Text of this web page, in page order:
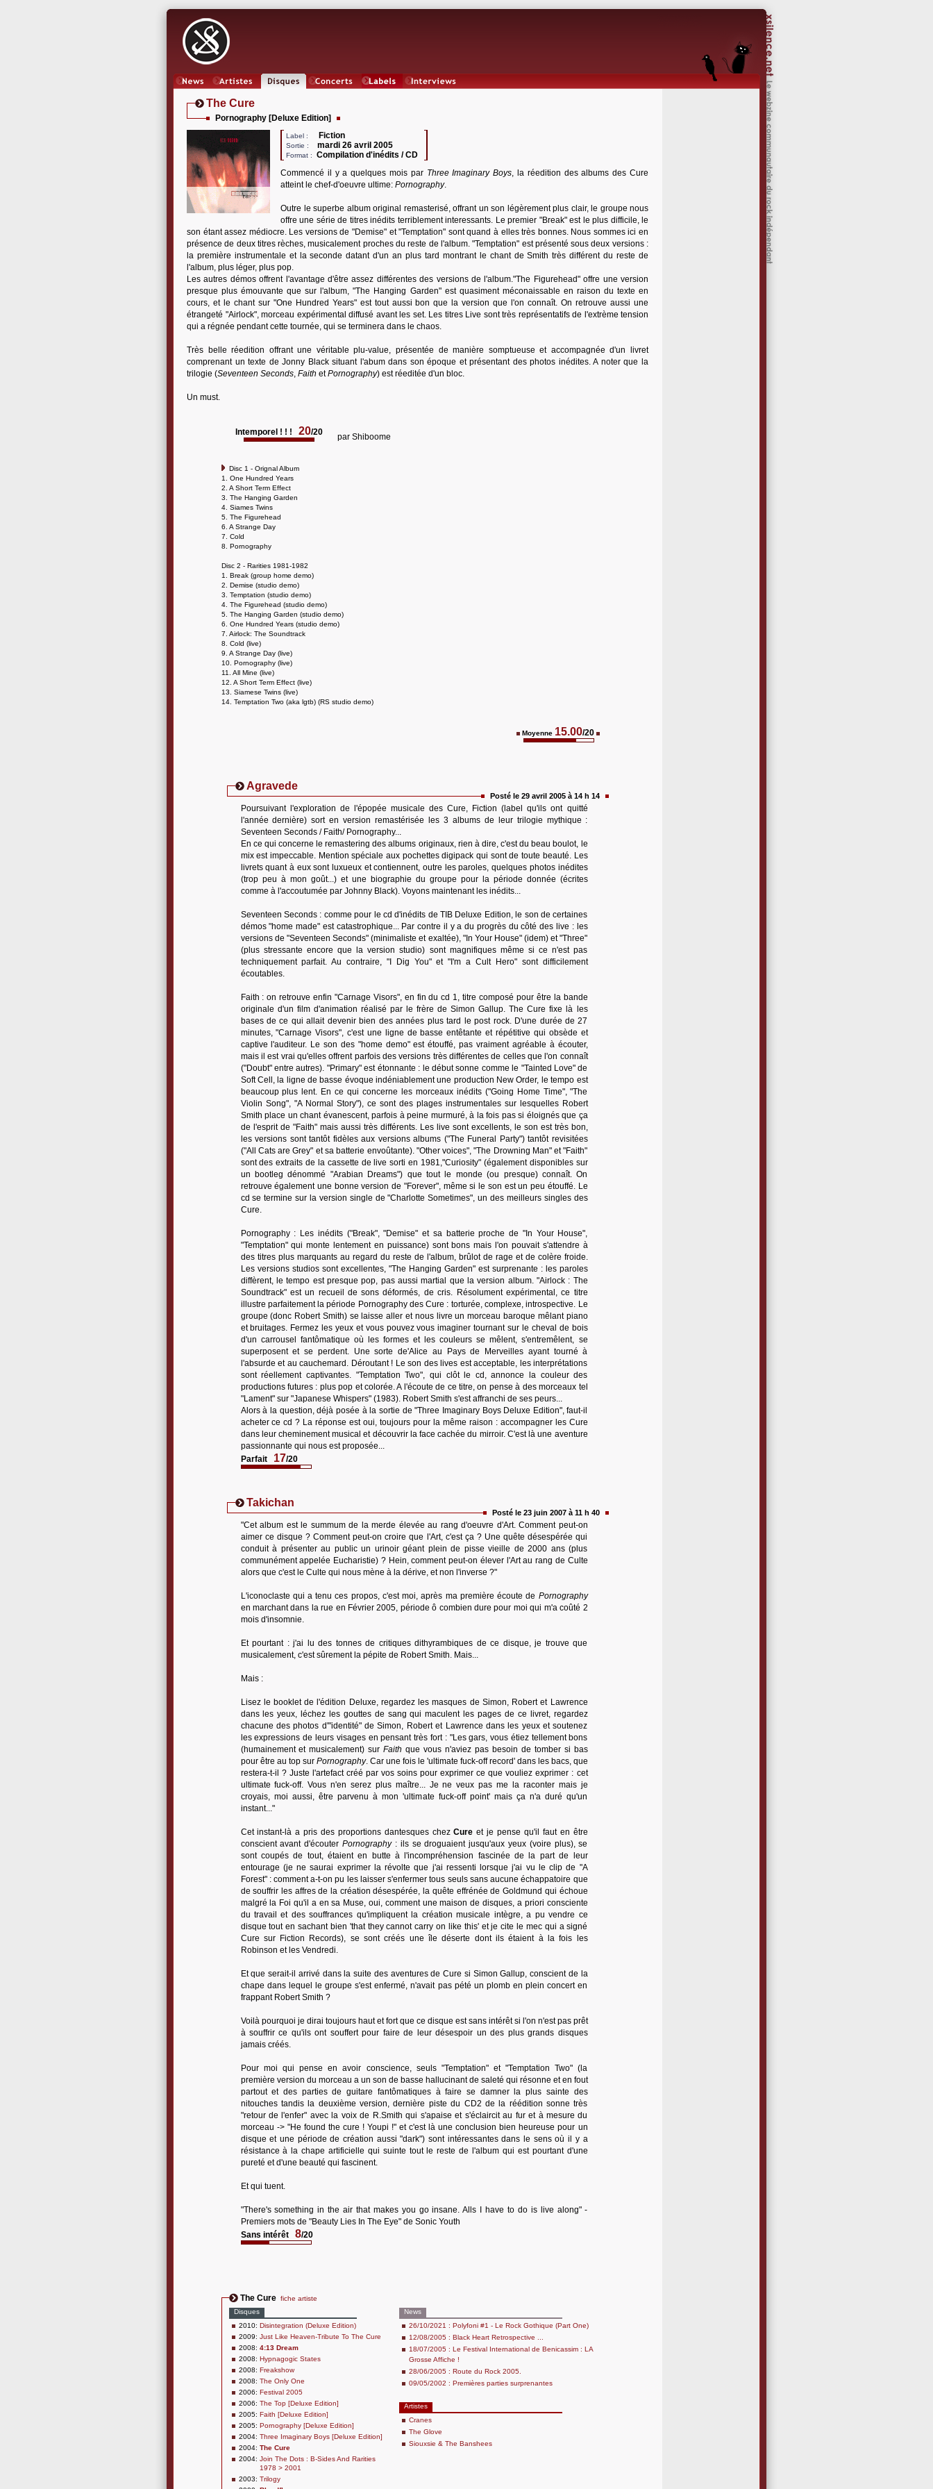
The Cure
Pornography [Deluxe Edition]
Label : Fiction
Sortie : mardi 26 avril 2005
Format :
Compilation d'inédits / CD
Commencé il y a quelques mois par Three Imaginary Boys, la réedition des albums des Cure
atteint le chef-d'oeuvre ultime: Pornography.
Outre le superbe album original remasterisé, offrant un son légèrement plus clair, le groupe nous
offre une série de titres inédits terriblement interessants. Le premier "Break" est le plus difficile, le
son étant assez médiocre. Les versions de "Demise" et "Temptation" sont quand à elles très bonnes. Nous sommes ici en
présence de deux titres rèches, musicalement proches du reste de l'album. "Temptation" est présenté sous deux versions :
la première instrumentale et la seconde datant d'un an plus tard montrant le chant de Smith très différent du reste de
l'album, plus léger, plus pop.
Les autres démos offrent l'avantage d'être assez différentes des versions de l'album."The Figurehead" offre une version
presque plus émouvante que sur l'album, "The Hanging Garden" est quasiment méconaissable en raison du texte en
cours, et le chant sur "One Hundred Years" est tout aussi bon que la version que l'on connaît. On retrouve aussi une
étrangeté "Airlock", morceau expérimental diffusé avant les set. Les titres Live sont très représentatifs de l'extrème tension
qui a régnée pendant cette tournée, qui se terminera dans le chaos.
Très belle réedition offrant une véritable plu-value, présentée de manière somptueuse et accompagnée d'un livret
comprenant un texte de Jonny Black situant l'abum dans son époque et présentant des photos inédites. A noter que la
trilogie (Seventeen Seconds, Faith etPornography) est réeditée d'un bloc.
Un must.
Intemporel ! ! ! 20/20 par Shiboome
Disc 1 - Orignal Album
1. One Hundred Years
2. A Short Term Effect
3. The Hanging Garden
4. Siames Twins
5. The Figurehead
6. A Strange Day
7. Cold
8. Pornography
Disc 2 - Rarities 1981-1982
1. Break (group home demo)
2. Demise (studio demo)
3. Temptation (studio demo)
4. The Figurehead (studio demo)
5. The Hanging Garden (studio demo)
6. One Hundred Years (studio demo)
7. Airlock: The Soundtrack
8. Cold (live)
9. A Strange Day (live)
10. Pornography (live)
11. All Mine (live)
12. A Short Term Effect (live)
13. Siamese Twins (live)
14. Temptation Two (aka lgtb) (RS studio demo)
Moyenne 15.00/20
Agravede
Posté le 29 avril 2005 à 14 h 14
Poursuivant l'exploration de l'épopée musicale des Cure, Fiction (label qu'ils ont quitté
l'année dernière) sort en version remastérisée les 3 albums de leur trilogie mythique :
Seventeen Seconds / Faith/ Pornography...
En ce qui concerne le remastering des albums originaux, rien à dire, c'est du beau boulot, le
mix est impeccable. Mention spéciale aux pochettes digipack qui sont de toute beauté. Les
livrets quant à eux sont luxueux et contiennent, outre les paroles, quelques photos inédites
(trop peu à mon goût...) et une biographie du groupe pour la période donnée (écrites
comme à l'accoutumée par Johnny Black). Voyons maintenant les inédits...
Seventeen Seconds : comme pour le cd d'inédits de TIB Deluxe Edition, le son de certaines
démos "home made" est catastrophique... Par contre il y a du progrès du côté des live : les
versions de "Seventeen Seconds" (minimaliste et exaltée), "In Your House" (idem) et "Three"
(plus stressante encore que la version studio) sont magnifiques même si ce n'est pas
techniquement parfait. Au contraire, "I Dig You" et "I'm a Cult Hero" sont difficilement
écoutables.
Faith : on retrouve enfin "Carnage Visors", en fin du cd 1, titre composé pour être la bande
originale d'un film d'animation réalisé par le frère de Simon Gallup. The Cure fixe là les
bases de ce qui allait devenir bien des années plus tard le post rock. D'une durée de 27
minutes, "Carnage Visors", c'est une ligne de basse entêtante et répétitive qui obsède et
captive l'auditeur. Le son des "home demo" est étouffé, pas vraiment agréable à écouter,
mais il est vrai qu'elles offrent parfois des versions très différentes de celles que l'on connaît
("Doubt" entre autres). "Primary" est étonnante : le début sonne comme le "Tainted Love" de
Soft Cell, la ligne de basse évoque indéniablement une production New Order, le tempo est
beaucoup plus lent. En ce qui concerne les morceaux inédits ("Going Home Time", "The
Violin Song", "A Normal Story"), ce sont des plages instrumentales sur lesquelles Robert
Smith place un chant évanescent, parfois à peine murmuré, à la fois pas si éloignés que ça
de l'esprit de "Faith" mais aussi très différents. Les live sont excellents, le son est très bon,
les versions sont tantôt fidèles aux versions albums ("The Funeral Party") tantôt revisitées
("All Cats are Grey" et sa batterie envoûtante). "Other voices", "The Drowning Man" et "Faith"
sont des extraits de la cassette de live sorti en 1981,"Curiosity" (également disponibles sur
un bootleg dénommé "Arabian Dreams") que tout le monde (ou presque) connaît. On
retrouve également une bonne version de "Forever", même si le son est un peu étouffé. Le
cd se termine sur la version single de "Charlotte Sometimes", un des meilleurs singles des
Cure.
Pornography : Les inédits ("Break", "Demise" et sa batterie proche de "In Your House",
"Temptation" qui monte lentement en puissance) sont bons mais l'on pouvait s'attendre à
des titres plus marquants au regard du reste de l'album, brûlot de rage et de colère froide.
Les versions studios sont excellentes, "The Hanging Garden" est surprenante : les paroles
diffèrent, le tempo est presque pop, pas aussi martial que la version album. "Airlock : The
Soundtrack" est un recueil de sons déformés, de cris. Résolument expérimental, ce titre
illustre parfaitement la période Pornography des Cure : torturée, complexe, introspective. Le
groupe (donc Robert Smith) se laisse aller et nous livre un morceau baroque mêlant piano
et bruitages. Fermez les yeux et vous pouvez vous imaginer tournant sur le cheval de bois
d'un carrousel fantômatique où les formes et les couleurs se mêlent, s'entremêlent, se
superposent et se perdent. Une sorte de'Alice au Pays de Merveilles ayant tourné à
l'absurde et au cauchemard. Déroutant ! Le son des lives est acceptable, les interprétations
sont réellement captivantes. "Temptation Two", qui clôt le cd, annonce la couleur des
productions futures : plus pop et colorée. A l'écoute de ce titre, on pense à des morceaux tel
"Lament" sur "Japanese Whispers" (1983). Robert Smith s'est affranchi de ses peurs...
Alors à la question, déjà posée à la sortie de "Three Imaginary Boys Deluxe Edition", faut-il
acheter ce cd ? La réponse est oui, toujours pour la même raison : accompagner les Cure
dans leur cheminement musical et découvrir la face cachée du mirroir. C'est là une aventure
passionnante qui nous est proposée...
Parfait
17/20
Takichan
Posté le 23 juin 2007 à 11 h 40
"Cet album est le summum de la merde élevée au rang d'oeuvre d'Art. Comment peut-on
aimer ce disque ? Comment peut-on croire que l'Art, c'est ça ? Une quête désespérée qui
conduit à présenter au public un urinoir géant plein de pisse vieille de 2000 ans (plus
communément appelée Eucharistie) ? Hein, comment peut-on élever l'Art au rang de Culte
alors que c'est le Culte qui nous mène à la dérive, et non l'inverse ?"
L'iconoclaste qui a tenu ces propos, c'est moi, après ma première écoute de Pornography
en marchant dans la rue en Février 2005, période ô combien dure pour moi qui m'a coûté 2
mois d'insomnie.
Et pourtant : j'ai lu des tonnes de critiques dithyrambiques de ce disque, je trouve que
musicalement, c'est sûrement la pépite de Robert Smith. Mais...
Mais :
Lisez le booklet de l'édition Deluxe, regardez les masques de Simon, Robert et Lawrence
dans les yeux, léchez les gouttes de sang qui maculent les pages de ce livret, regardez
chacune des photos d'"identité" de Simon, Robert et Lawrence dans les yeux et soutenez
les expressions de leurs visages en pensant très fort : "Les gars, vous étiez tellement bons
(humainement et musicalement) surFaith que vous n'aviez pas besoin de tomber si bas
pour être au top sur Pornography. Car une fois le 'ultimate fuck-off record' dans les bacs, que
restera-t-il ? Juste l'artefact créé par vos soins pour exprimer ce que vouliez exprimer : cet
ultimate fuck-off. Vous n'en serez plus maître... Je ne veux pas me la raconter mais je
croyais, moi aussi, être parvenu à mon 'ultimate fuck-off point' mais ça n'a duré qu'un
instant..."
Cet instant-là a pris des proportions dantesques chezCure et je pense qu'il faut en être
conscient avant d'écouter Pornography: ils se droguaient jusqu'aux yeux (voire plus), se
sont coupés de tout, étaient en butte à l'incompréhension fascinée de la part de leur
entourage (je ne saurai exprimer la révolte que j'ai ressenti lorsque j'ai vu le clip de "A
Forest" : comment a-t-on pu les laisser s'enfermer tous seuls sans aucune échappatoire que
de souffrir les affres de la création désespérée, la quête effrénée de Goldmund qui échoue
malgré la Foi qu'il a en sa Muse, oui, comment une maison de disques, a priori consciente
du travail et des souffrances qu'impliquent la création musicale intègre, a pu vendre ce
disque tout en sachant bien 'that they cannot carry on like this' et je cite le mec qui a signé
Cure sur Fiction Records), se sont créés une île déserte dont ils étaient à la fois les
Robinson et les Vendredi.
Et que serait-il arrivé dans la suite des aventures de Cure si Simon Gallup, conscient de la
chape dans lequel le groupe s'est enfermé, n'avait pas pété un plomb en plein concert en
frappant Robert Smith ?
Voilà pourquoi je dirai toujours haut et fort que ce disque est sans intérêt si l'on n'est pas prêt
à souffrir ce qu'ils ont souffert pour faire de leur désespoir un des plus grands disques
jamais créés.
Pour moi qui pense en avoir conscience, seuls "Temptation" et "Temptation Two" (la
première version du morceau a un son de basse hallucinant de saleté qui résonne et en fout
partout et des parties de guitare fantômatiques à faire se damner la plus sainte des
nitouches tandis la deuxième version, dernière piste du CD2 de la réédition sonne très
"retour de l'enfer" avec la voix de R.Smith qui s'apaise et s'éclaircit au fur et à mesure du
morceau -> "He found the cure ! Youpi !" et c'est là une conclusion bien heureuse pour un
disque et une période de création aussi "dark") sont intéressantes dans le sens où il y a
résistance à la chape artificielle qui suinte tout le reste de l'album qui est pourtant d'une
pureté et d'une beauté qui fascinent.
Et qui tuent.
"There's something in the air that makes you go insane. Alls I have to do is live along" -
Premiers mots de "Beauty Lies In The Eye" de Sonic Youth
Sans intérêt
8/20
The Cure fiche artiste
Disques
2010: Disintegration (Deluxe Edition)
2009: Just Like Heaven-Tribute To The Cure
2008: 4:13 Dream
2008: Hypnagogic States
2008: Freakshow
2008: The Only One
2006: Festival 2005
2006: The Top [Deluxe Edition]
2005: Faith [Deluxe Edition]
2005: Pornography [Deluxe Edition]
2004: Three Imaginary Boys [Deluxe Edition]
2004: The Cure
2004: Join The Dots : B-Sides And Rarities
1978 > 2001
2003: Trilogy
News
26/10/2021 : Polyfoni #1 - Le Rock Gothique (Part One)
12/08/2005 : Black Heart Retrospective ...
18/07/2005 : Le Festival International de Benicassim : LA
Grosse Affiche !
28/06/2005 : Route du Rock 2005.
09/05/2002 : Premières parties surprenantes
Artistes
Cranes
The Glove
Siouxsie & The Banshees